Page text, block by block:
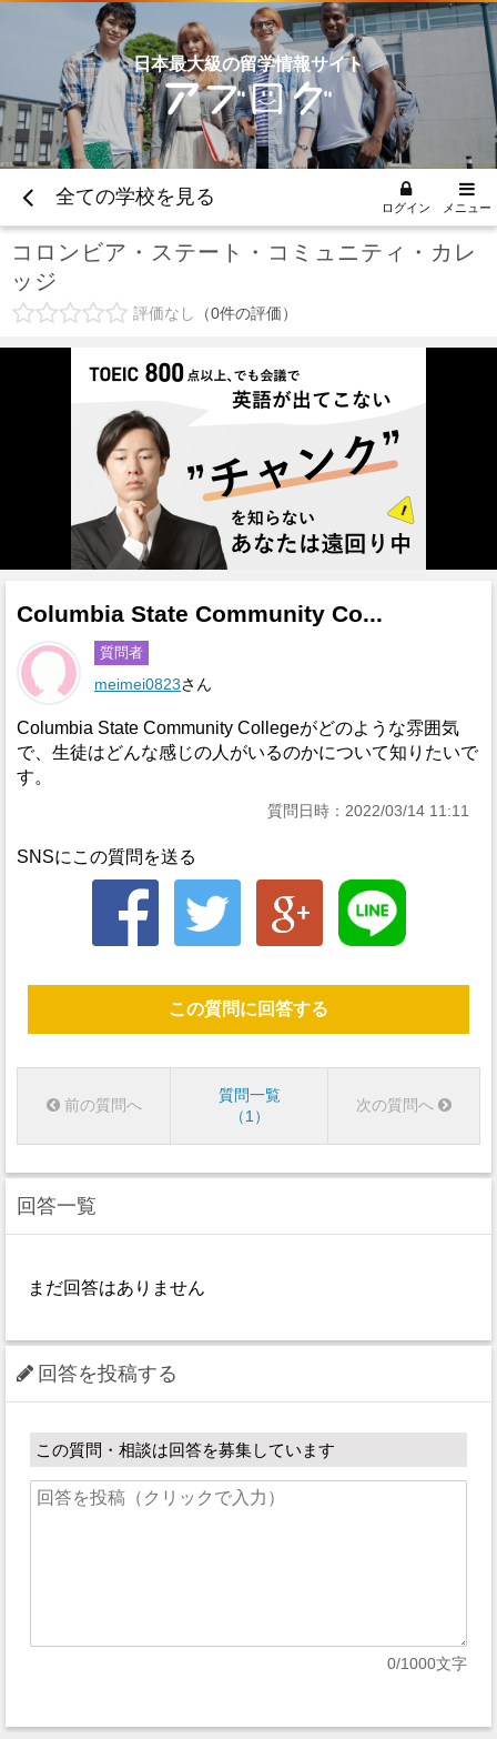
日本最大級の留学情報サイト
全ての学校を見る ログイン メニュー
コロンビア・ステート・コミュニティ・カレ
ッジ
評価なし 0件の評価
Columbia State Community Co...
質問者
meimei0823さん
Columbia State Community Collegeがどのような雰囲気
で、生徒はどんな感じの人がいるのかについて知りたいで
す。
質問日時：2022/03/14 11:11
SNSにこの質問を送る
この質問に回答する
前の質問へ
質問一覧
1
次の質問へ
回答一覧
まだ回答はありません
回答を投稿する
この質問・相談は回答を募集しています
0/1000文字